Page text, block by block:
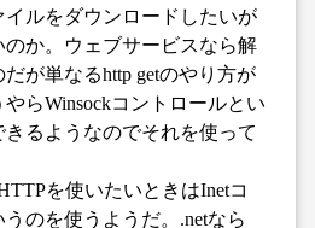
イルをダウンロードしたいが
のか。ウェブサービスなら解
が単なるhttp getのやり方が
らWinsockコントロールとい
きるようなのでそれを使って
を使いたいときはInetコ
のを使うようだ。.netなら